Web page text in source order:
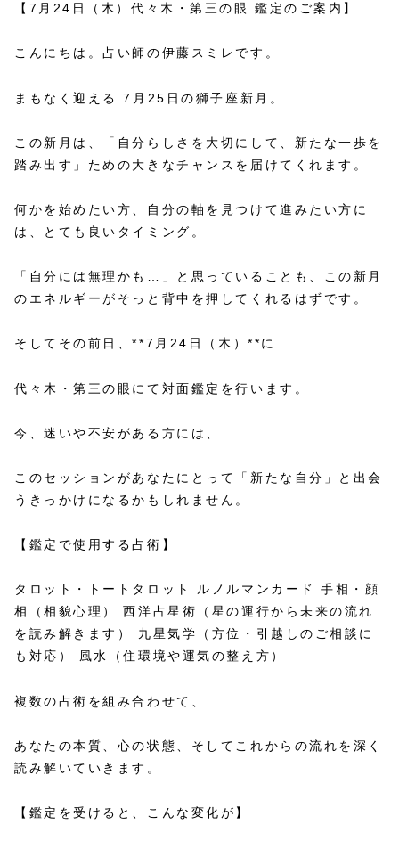
【7月24日（木）代々木・第三の眼 鑑定のご案内】
こんにちは。占い師の伊藤スミレです。
まもなく迎える 7月25日の獅子座新月。
この新月は、「自分らしさを大切にして、新たな一歩を
踏み出す」ための大きなチャンスを届けてくれます。
何かを始めたい方、自分の軸を見つけて進みたい方に
は、とても良いタイミング。
「自分には無理かも…」と思っていることも、この新月
のエネルギーがそっと背中を押してくれるはずです。
そしてその前日、**7月24日（木）**に
代々木・第三の眼にて対面鑑定を行います。
今、迷いや不安がある方には、
このセッションがあなたにとって「新たな自分」と出会
うきっかけになるかもしれません。
【鑑定で使用する占術】
タロット・トートタロット ルノルマンカード 手相・顔
相（相貌心理） 西洋占星術（星の運行から未来の流れ
を読み解きます） 九星気学（方位・引越しのご相談に
も対応） 風水（住環境や運気の整え方）
複数の占術を組み合わせて、
あなたの本質、心の状態、そしてこれからの流れを深く
読み解いていきます。
【鑑定を受けると、こんな変化が】